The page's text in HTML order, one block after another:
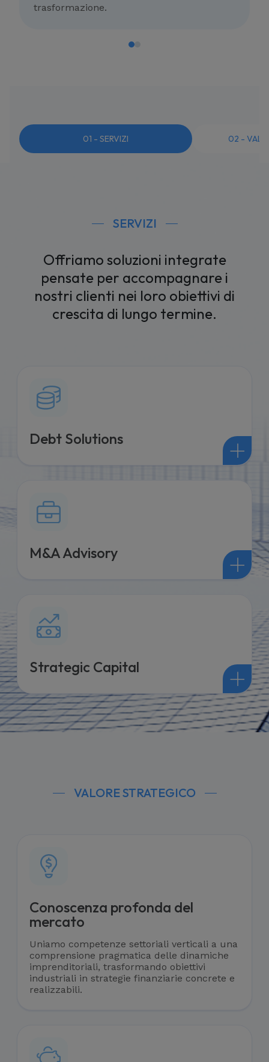
trasformazione.
01 - SERVIZI 02 -
SERVIZI
Offriamo soluzioni integrate
pensate per accompagnare i
nostri clienti nei loro obiettivi di
crescita di lungo termine.
Debt Solutions
M&A Advisory
Strategic Capital
VALORE STRATEGICO
Conoscenza profonda del
mercato
Uniamo competenze settoriali verticali a una
comprensione pragmatica delle dinamiche
imprenditoriali, trasformando obiettivi
industriali in strategie finanziarie concrete e
realizzabili.